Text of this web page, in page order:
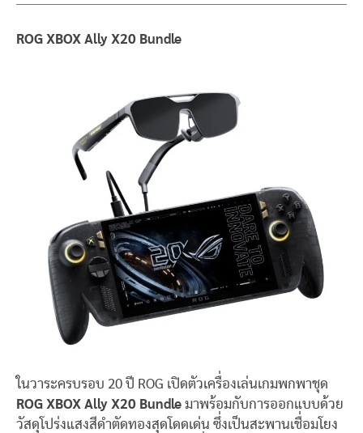
ROG XBOX Ally X20 Bundle
ในวาระครบรอบ 20 ปี ROG เปิดตัวเครื่องเล่นเกมพกพาชุด
ROG XBOX Ally X20 Bundle มาพร้อมกับการออกแบบด้วย
วัสดุโปร่งแสงสีดำตัดทองสุดโดดเด่น ซึ่งเป็นสะพานเชื่อมโยง